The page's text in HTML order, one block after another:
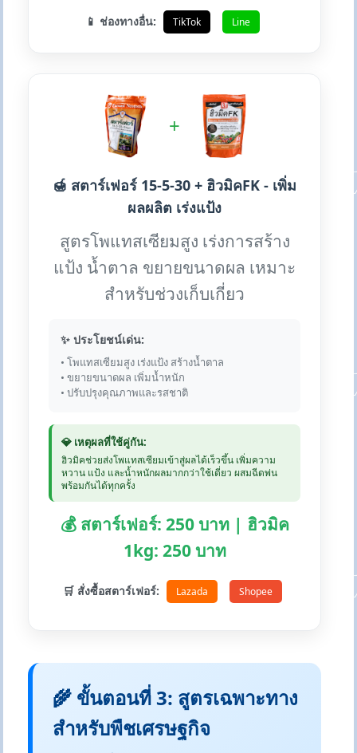
📱 ช่องทางอื่น: TikTok Line
+
🍯 สตาร์เฟอร์ 15-5-30 + ฮิวมิคFK - เพิ่ม
ผลผลิต เร่งแป้ง
สูตรโพแทสเซียมสูง เร่งการสร้าง
แป้ง น้ำตาล ขยายขนาดผล เหมาะ
สำหรับช่วงเก็บเกี่ยว
✨ ประโยชน์เด่น:
• โพแทสเซียมสูง เร่งแป้ง สร้างน้ำตาล
• ขยายขนาดผล เพิ่มน้ำหนัก
• ปรับปรุงคุณภาพและรสชาติ
💎 เหตุผลที่ใช้คู่กัน:
ฮิวมิคช่วยส่งโพแทสเซียมเข้าสู่ผลได้เร็วขึ้น เพิ่มความ
หวาน แป้ง และน้ำหนักผลมากกว่าใช้เดี่ยว ผสมฉีดพ่น
พร้อมกันได้ทุกครั้ง
💰 สตาร์เฟอร์: 250 บาท | ฮิวมิค
1kg: 250 บาท
🛒 สั่งซื้อสตาร์เฟอร์: Lazada Shopee
🌾 ขั้นตอนที่ 3: สูตรเฉพาะทาง
สำหรับพืชเศรษฐกิจ